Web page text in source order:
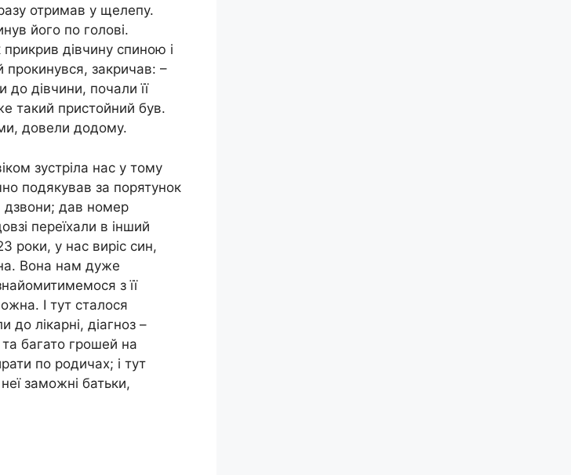
отримав у щелепу.
його по голові.
дівчину спиною і
прокинувся, закричав: –
до дівчини, почали її
такий пристойний був.
довели додому.
зустріла нас у тому
подякував за порятунок
дзвони; дав номер
переїхали в інший
роки, у нас виріс син,
Вона нам дуже
з її
І тут сталося
лікарні, діагноз –
багато грошей на
по родичах; і тут
заможні батьки,